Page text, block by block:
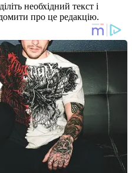
необхідний текст і
про це редакцію.